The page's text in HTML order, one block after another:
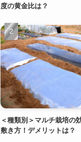
度の黄金比は？
＜種類別＞マルチ栽培の
敷き方！デメリットは？